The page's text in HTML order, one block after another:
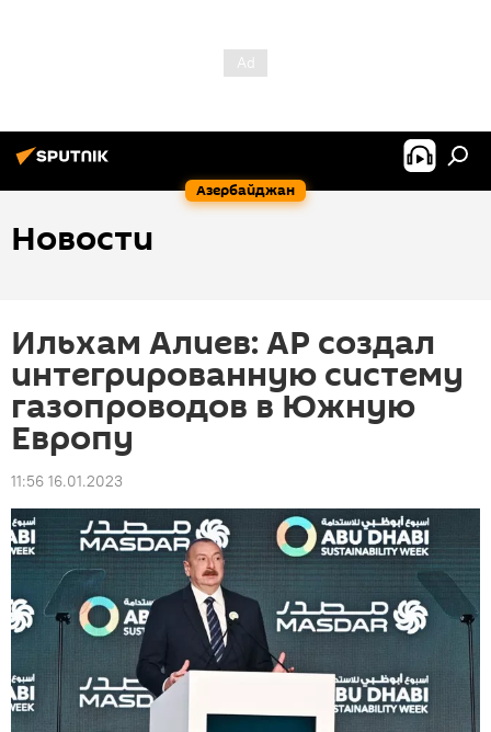
Азербайджан
Новости
Ильхам Алиев: АР создал
интегрированную систему
газопроводов в Южную
Европу
11:56 16.01.2023